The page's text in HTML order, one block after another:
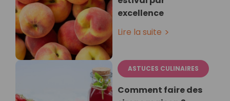
excellence
Lire la suite
ASTUCES CULINAIRES
Comment faire des